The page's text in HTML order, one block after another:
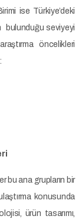
ise Türkiye’deki
bulunduğu seviyeyi
öncelikleri
bu ana grupların bir
konusunda
ürün tasarımı,